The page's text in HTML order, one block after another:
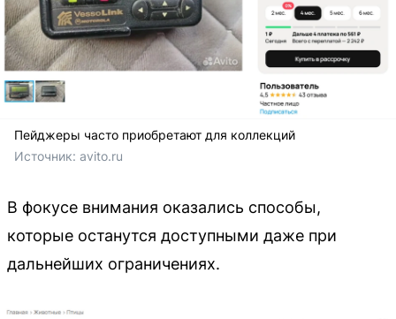
Пейджеры часто приобретают для коллекций
Источник: avito.ru
В фокусе внимания оказались способы,
которые останутся доступными даже при
дальнейших ограничениях.